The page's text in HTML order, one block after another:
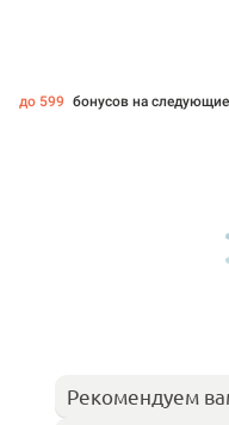
до 599 бонусов на
Рекомендуем